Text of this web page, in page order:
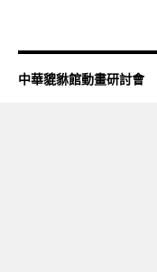
中華貔貅館動畫研討會